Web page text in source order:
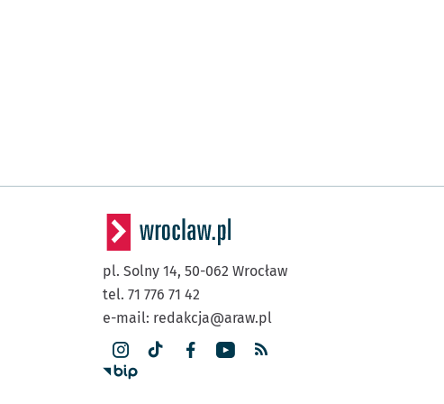
pl. Solny 14, 50-062 Wrocław
tel. 71 776 71 42
e-mail: redakcja@araw.pl